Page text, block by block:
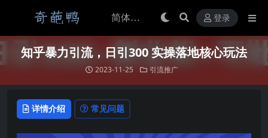
登录
知乎暴力引流，日引300 实操落地核心玩法
2023-11-25 引流推广
详情介绍 常见问题